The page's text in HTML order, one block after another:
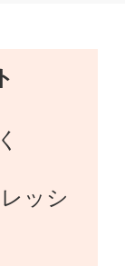
ッシ